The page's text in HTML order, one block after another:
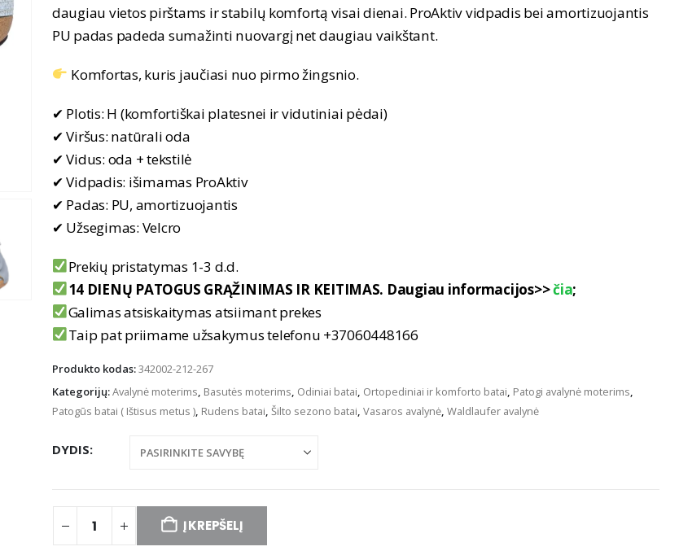
daugiau vietos pirštams ir stabilų komfortą visai dienai. ProAktiv vidpadis bei amortizuojantis
PU padas padeda sumažinti nuovargį net daugiau vaikštant.
Komfortas, kuris jaučiasi nuo pirmo žingsnio.
✔ Plotis: H (komfortiškai platesnei ir vidutiniai pėdai)
✔ Viršus: natūrali oda
✔ Vidus: oda + tekstilė
✔ Vidpadis: išimamas ProAktiv
✔ Padas: PU, amortizuojantis
✔ Užsegimas: Velcro
Prekių pristatymas 1-3 d.d.
14 DIENŲ PATOGUS GRĄŽINIMAS IR KEITIMAS. Daugiau informacijos>>čia;
Galimas atsiskaitymas atsiimant prekes
Taip pat priimame užsakymus telefonu +37060448166
Produkto kodas:342002-212-267
Kategorijų:Avalynė moterims, Basutės moterims, Odiniai batai, Ortopediniai ir komforto batai, Patogi avalynė moterims,
Patogūs batai ( Ištisus metus ), Rudens batai, Šilto sezono batai, Vasaros avalynė, Waldlaufer avalynė
DYDIS
Į KREPŠELĮ